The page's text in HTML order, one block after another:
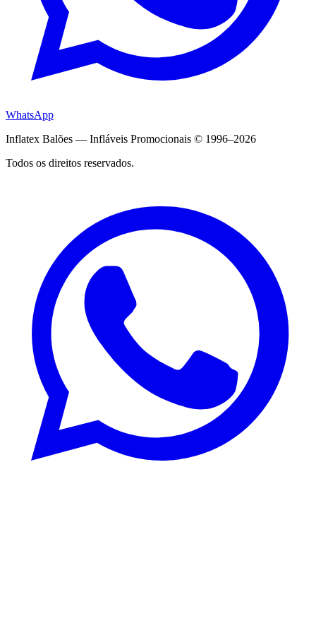
WhatsApp
Inflatex Balões — Infláveis Promocionais © 1996–2026
Todos os direitos reservados.